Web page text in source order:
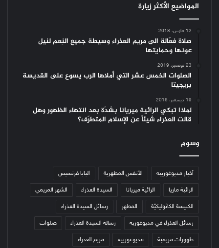
المواضيع الأكثر زيارة
12 مارس، 2018
صلاة فعّالة الى مريم العذراء وسيطة جميع النِعم لنيل
عونها وحمايتها
23 نوفمبر، 2019
الصلوات الخمس عشر التي أملاها الرب يسوع على القديسة
بريجيتا
19 ديسمبر، 2016
لماذا تبكي الرائية ميريانا بشدّة بعد انتهاء الظهور وهل
قالت العذراء شيئاً عن الإسلام المتطرّف؟
وسوم
أخبار مديوغورييه الأنفس المطهرية البابا فرنسيس
الرائية ماريا الرائية ميريانا السيدة العذراء الشهر المريمي
الكنيسة الكاثوليكيّة المطهر رسائل السيدة العذراء
رسائل العذراء في مديوغوريه رسالة السيدة العذراء صلوات
ظهورات مريمية مديوغورييه مريم العذراء